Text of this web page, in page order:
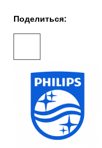
Поделиться: